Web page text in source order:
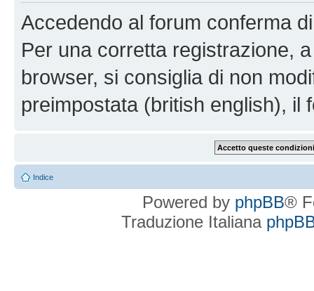
Accedendo al forum conferma
Per una corretta registrazione,
browser, si consiglia di non
preimpostata (british english), il
Indice
Powered by phpBB®
Traduzione Italiana